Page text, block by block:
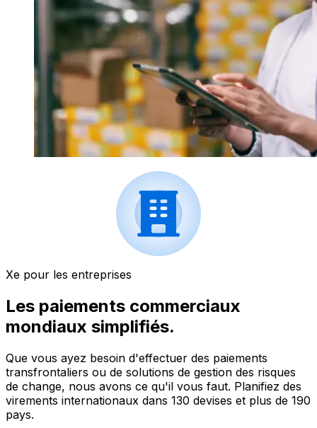
Xe pour les entreprises
Les paiements commerciaux
mondiaux simplifiés.
Que vous ayez besoin d'effectuer des paiements
transfrontaliers ou de solutions de gestion des risques
de change, nous avons ce qu'il vous faut. Planifiez des
virements internationaux dans 130 devises et plus de 190
pays.